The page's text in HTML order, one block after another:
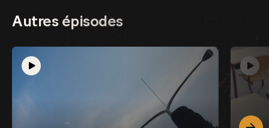
Autres épisodes